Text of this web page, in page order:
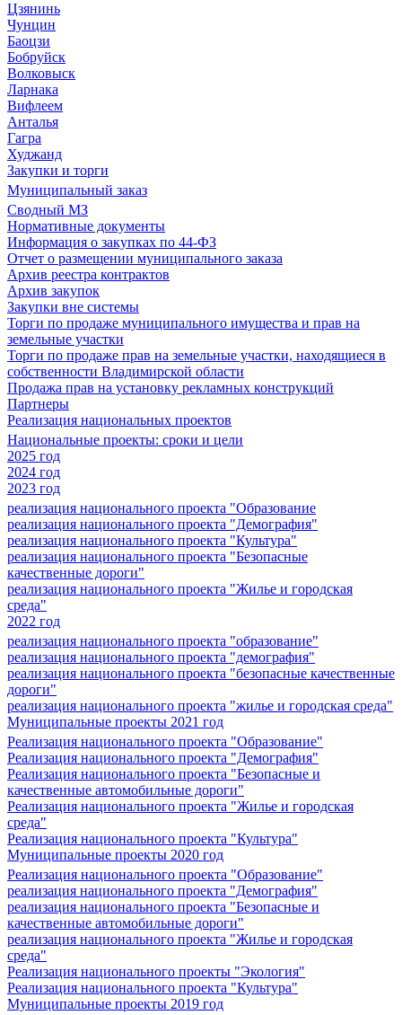
Цзянинь
Чунцин
Баоцзи
Бобруйск
Волковыск
Ларнака
Вифлеем
Анталья
Гагра
Худжанд
Закупки и торги
Муниципальный заказ
Сводный МЗ
Нормативные документы
Информация о закупках по 44-ФЗ
Отчет о размещении муниципального заказа
Архив реестра контрактов
Архив закупок
Закупки вне системы
Торги по продаже муниципального имущества и прав на
земельные участки
Торги по продаже прав на земельные участки, находящиеся в
собственности Владимирской области
Продажа прав на установку рекламных конструкций
Партнеры
Реализация национальных проектов
Национальные проекты: сроки и цели
2025 год
2024 год
2023 год
реализация национального проекта "Образование
реализация национального проекта "Демография"
реализация национального проекта "Культура"
реализация национального проекта "Безопасные
качественные дороги"
реализация национального проекта "Жилье и городская
среда"
2022 год
реализация национального проекта "образование"
реализация национального проекта "демография"
реализация национального проекта "безопасные качественные
дороги"
реализация национального проекта "жилье и городская среда"
Муниципальные проекты 2021 год
Реализация национального проекта "Образование"
Реализация национального проекта "Демография"
Реализация национального проекта "Безопасные и
качественные автомобильные дороги"
Реализация национального проекта "Жилье и городская
среда"
Реализация национального проекта "Культура"
Муниципальные проекты 2020 год
Реализация национального проекта "Образование"
реализация национального проекта "Демография"
реализация национального проекта "Безопасные и
качественные автомобильные дороги"
реализация национального проекта "Жилье и городская
среда"
Реализация национального проекты "Экология"
Реализация национального проекта "Культура"
Муниципальные проекты 2019 год